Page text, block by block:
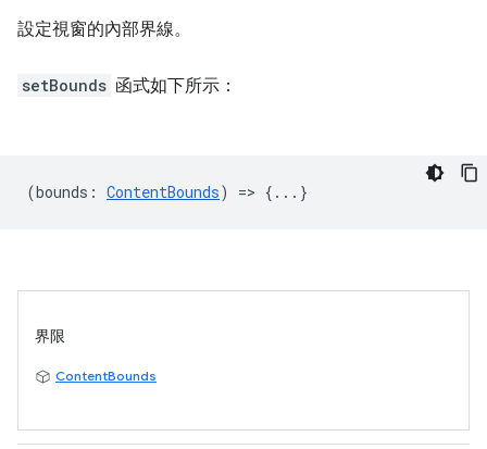
設定視窗的內部界線。
setBounds 函式如下所示：
(bounds : ContentBounds) => {...}
界限
ContentBounds